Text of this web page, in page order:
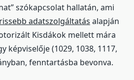
szókapcsolat hallatán, ami
adatszolgáltatás alapján
Kisdákok mellett mára
képviselője (1029, 1038, 1117,
fenntartásba bevonva.